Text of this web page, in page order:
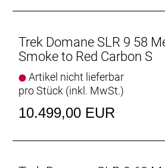
Max. Bremsscheibendu
Reifen: Bontrager Kwaremont
Ready, faltbarer Wulstkern, Race
320 TPI, 700 x 32 mm
Gabel: Domane SLR, Carbon,
Carbongabelschaft, interne
Scheibenbremsaufnahme
Trek Domane SLR 9 58
Smoke to Red Carbon S
Artikel nicht lieferbar
pro Stück (inkl. MwSt.)
10.499,00 EUR